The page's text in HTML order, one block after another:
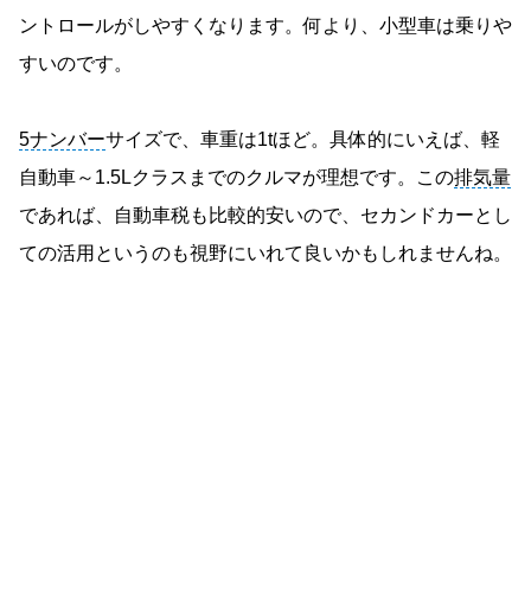
ントロールがしやすくなります。何より、小型車は乗りや
すいのです。
5ナンバーサイズで、車重は1tほど。具体的にいえば、軽
自動車～1.5Lクラスまでのクルマが理想です。この排気量
であれば、自動車税も比較的安いので、セカンドカーとし
ての活用というのも視野にいれて良いかもしれませんね。